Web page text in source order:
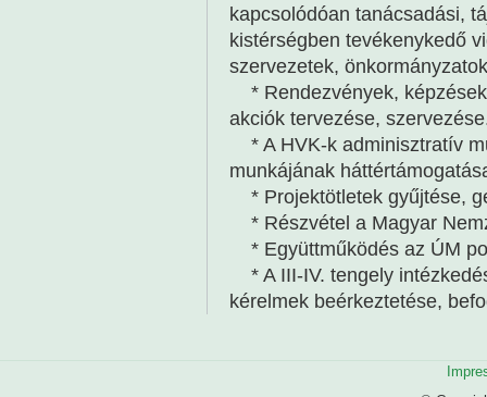
kapcsolódóan tanácsadási,
kistérségben tevékenykedő
szervezetek,
* Rendezvények,
akciók tervezése,
* A HVK-k adminisztratív
munkájának
* Projektötletek gyűjtése,
* Részvétel a Magyar
* Együttműködés az ÚM
* A III-IV. tengely
kérelmek beérkeztetése,